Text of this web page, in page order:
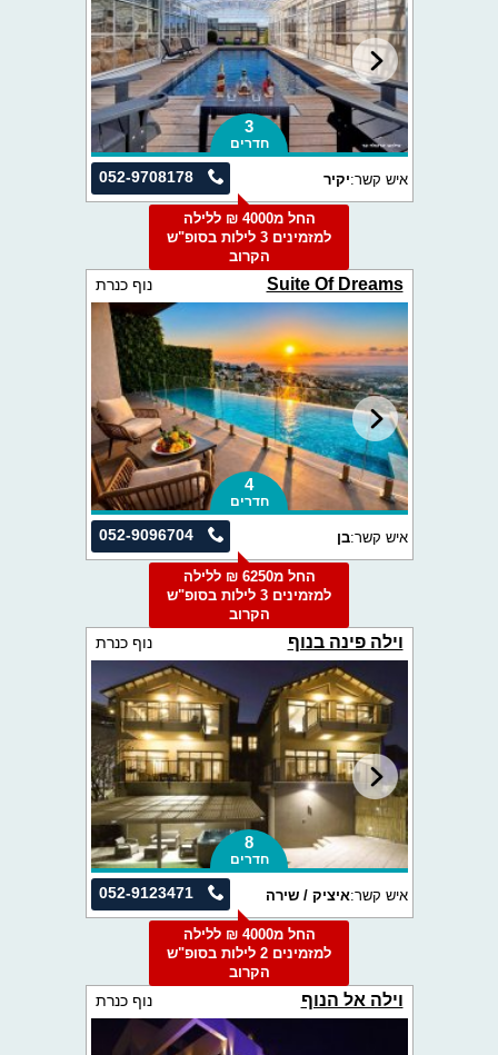
3
חדרים
052-9708178 איש קשר:יקיר
החל מ4000 ₪ ללילה
למזמינים 3 לילות בסופ"ש
הקרוב
Suite Of Dreams נוף כנרת
4
חדרים
052-9096704 איש קשר:בן
החל מ6250 ₪ ללילה
למזמינים 3 לילות בסופ"ש
הקרוב
וילה פינה בנוף נוף כנרת
8
חדרים
052-9123471 איש קשר:איציק / שירה
החל מ4000 ₪ ללילה
למזמינים 2 לילות בסופ"ש
הקרוב
וילה אל הנוף נוף כנרת